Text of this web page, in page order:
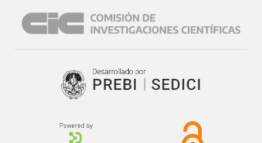
para mantener y aumentar los rendimientos.
Los problemas mencionados anteriormente alcanzan
los paisajes sobre los que se realizan. En este sentido,
Burel y Baudry (2002) definen al paisaje como un nivel de
organización de los sistemas ecológicos superior al
heterogeneidad y por su dinámica, controlada en gran parte